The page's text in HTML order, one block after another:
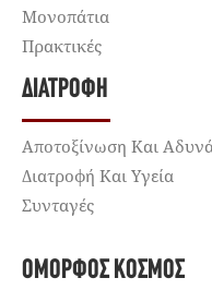
Μονοπάτια
Πρακτικές
ΔΙΑΤΡΟΦΉ
Αποτοξίνωση Και
Διατροφή Και Υγεία
Συνταγές
ΌΜΟΡΦΟΣ ΚΌΣΜΟΣ